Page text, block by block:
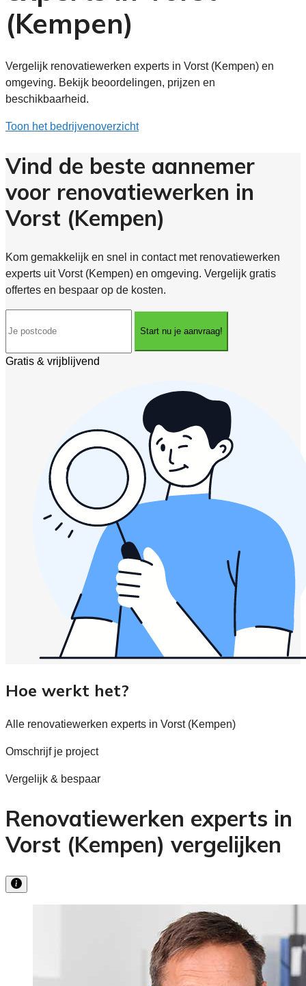
(Kempen)
Vergelijk renovatiewerken experts in Vorst (Kempen) en
omgeving. Bekijk beoordelingen, prijzen en
beschikbaarheid.
Toon het bedrijvenoverzicht
Vind de beste aannemer
voor renovatiewerken in
Vorst (Kempen)
Kom gemakkelijk en snel in contact met renovatiewerken
experts uit Vorst (Kempen) en omgeving. Vergelijk gratis
offertes en bespaar op de kosten.
Start nu je aanvraag!
Gratis & vrijblijvend
Hoe werkt het?
Alle renovatiewerken experts in Vorst (Kempen)
Omschrijf je project
Vergelijk & bespaar
Renovatiewerken experts in
Vorst (Kempen) vergelijken